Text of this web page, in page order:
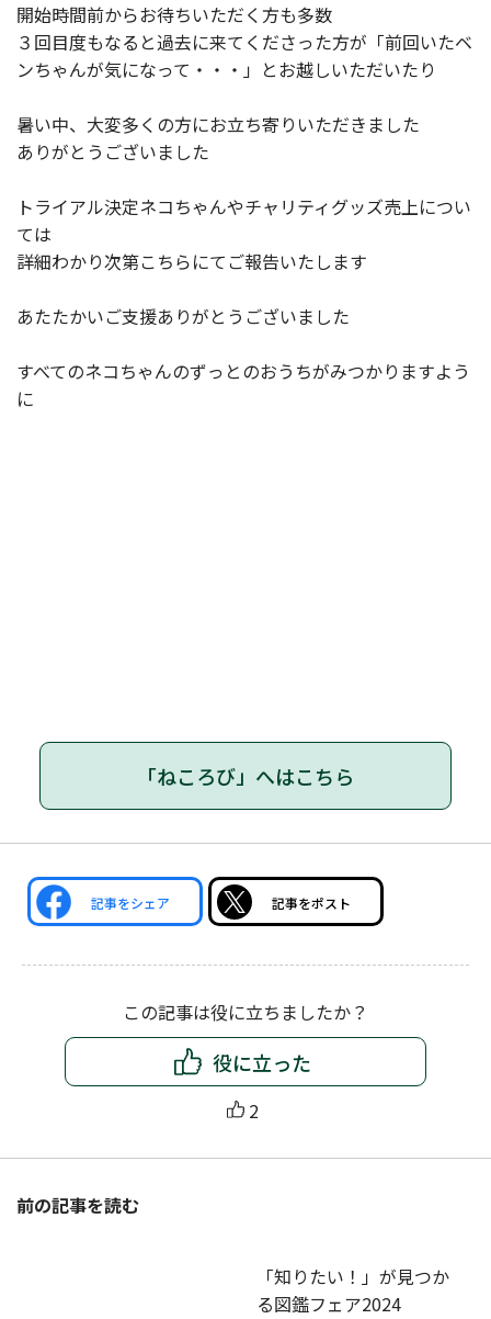
開始時間前からお待ちいただく方も多数
３回目度もなると過去に来てくださった方が「前回いたベ
ンちゃんが気になって・・・」とお越しいただいたり
暑い中、大変多くの方にお立ち寄りいただきました
ありがとうございました
トライアル決定ネコちゃんやチャリティグッズ売上につい
ては
詳細わかり次第こちらにてご報告いたします
あたたかいご支援ありがとうございました
すべてのネコちゃんのずっとのおうちがみつかりますよう
に
「ねころび」へはこちら
記事をシェア 記事をポスト
この記事は役に立ちましたか？
役に立った
2
前の記事を読む
「知りたい！」が見つか
る図鑑フェア2024